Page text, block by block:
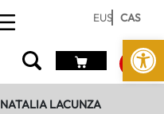
Abrir
EUS CAS
NATALIA LACUNZA